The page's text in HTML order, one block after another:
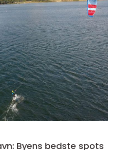
Byens bedste spots